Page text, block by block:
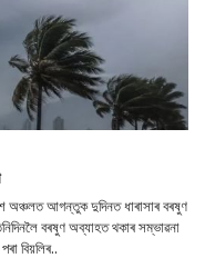
বৰষুণ অব্যাহত থকাৰ সম্ভাৱনা
বিয়লিৰ..